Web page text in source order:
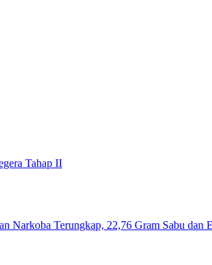
Tahap II
Narkoba Terungkap, 22,76 Gram Sabu dan